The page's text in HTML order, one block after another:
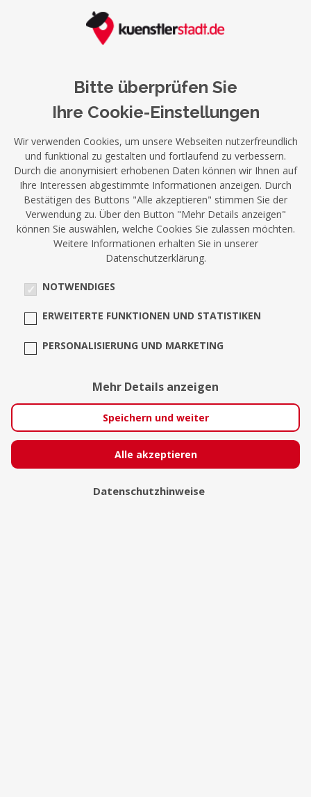
Bitte überprüfen Sie
Ihre Cookie-Einstellungen
Wir verwenden Cookies, um unsere Webseiten nutzerfreundlich
und funktional zu gestalten und fortlaufend zu verbessern.
Durch die anonymisiert erhobenen Daten können wir Ihnen auf
Ihre Interessen abgestimmte Informationen anzeigen. Durch
Bestätigen des Buttons "Alle akzeptieren" stimmen Sie der
Verwendung zu. Über den Button "Mehr Details anzeigen"
können Sie auswählen, welche Cookies Sie zulassen möchten.
Weitere Informationen erhalten Sie in unserer
Datenschutzerklärung.
NOTWENDIGES
ERWEITERTE FUNKTIONEN UND STATISTIKEN
PERSONALISIERUNG UND MARKETING
Mehr Details anzeigen
Speichern und weiter
Alle akzeptieren
Datenschutzhinweise